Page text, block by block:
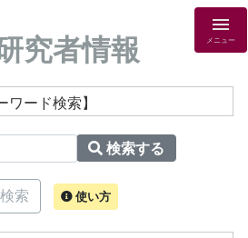
究者情報 メニュー
ワード検索】
検索する
索 使い方